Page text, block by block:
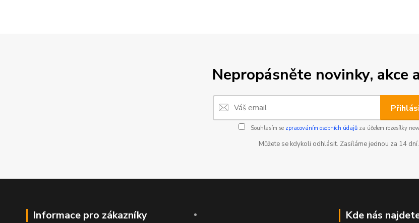
Nepropásněte novinky, akce
Souhlasím se zpracováním osobních údajůza účelem rozesílky
Můžete se kdykoli odhlásit. Zasíláme jednou za 14 dní.
Informace pro zákazníky Kde nás